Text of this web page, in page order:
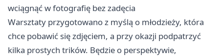
wciągnąć w fotografię bez zadęcia
Warsztaty przygotowano z myślą o młodzieży, która
chce pobawić się zdjęciem, a przy okazji podpatrzyć
kilka prostych trików. Będzie o perspektywie,